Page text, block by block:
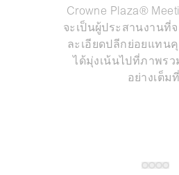
Crowne Plaza®
จะเป็นผู้ประสานงานที่
ละเอียดปลีกย่อยแทน
ได้มุ่งเน้นไปที่ภาพร
อย่างเต็ม